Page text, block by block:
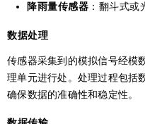
降雨量传感器 ：翻斗式
数据处理
传感器采集到的模拟信号经模
理单元进行处。处理过程包括
确保数据的准确性和稳定性。